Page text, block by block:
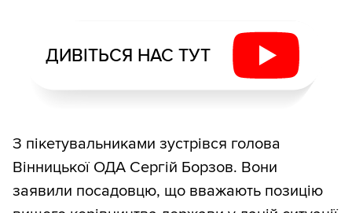
ДИВІТЬСЯ НАС ТУТ
З пікетувальниками зустрівся голова
Вінницької ОДА Сергій Борзов. Вони
заявили посадовцю, що вважають позицію